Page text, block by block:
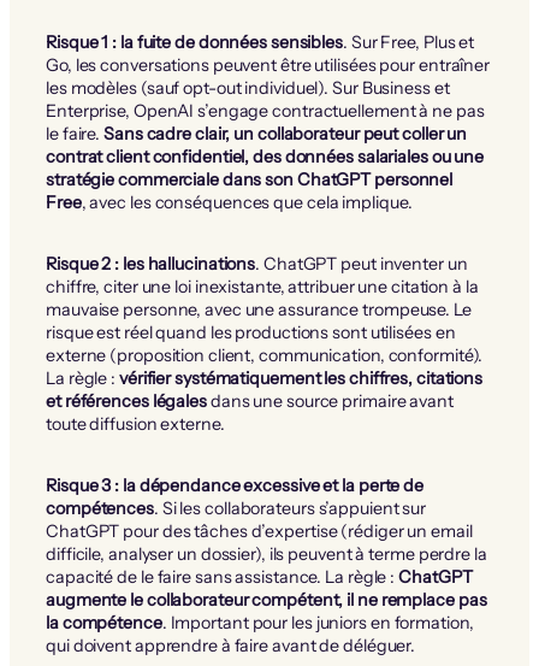
Risque 1 : la fuite de données sensibles. Sur Free, Plus et
Go, les conversations peuvent être utilisées pour entraîner
les modèles (sauf opt-out individuel). Sur Business et
Enterprise, OpenAI s’engage contractuellement à ne pas
le faire.Sans cadre clair, un collaborateur peut coller un
contrat client confidentiel, des données salariales ou une
stratégie commerciale dans son ChatGPT personnel
Free, avec les conséquences que cela implique.
Risque 2 : les hallucinations. ChatGPT peut inventer un
chiffre, citer une loi inexistante, attribuer une citation à la
mauvaise personne, avec une assurance trompeuse. Le
risque est réel quand les productions sont utilisées en
externe (proposition client, communication, conformité).
La règle : vérifier systématiquement les chiffres, citations
et références légalesdans une source primaire avant
toute diffusion externe.
Risque 3 : la dépendance excessive et la perte de
compétences. Si les collaborateurs s’appuient sur
ChatGPT pour des tâches d’expertise (rédiger un email
difficile, analyser un dossier), ils peuvent à terme perdre la
capacité de le faire sans assistance. La règle :ChatGPT
augmente le collaborateur compétent, il ne remplace pas
la compétence. Important pour les juniors en formation,
qui doivent apprendre à faire avant de déléguer.